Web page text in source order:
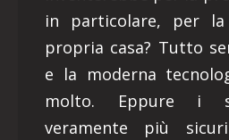
in particolare, per la
propria casa? Tutto
e la moderna
molto. Eppure i
veramente più